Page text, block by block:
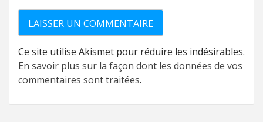
Ce site utilise Akismet pour réduire les indésirables.
En savoir plus sur la façon dont les données de vos
commentaires sont traitées.